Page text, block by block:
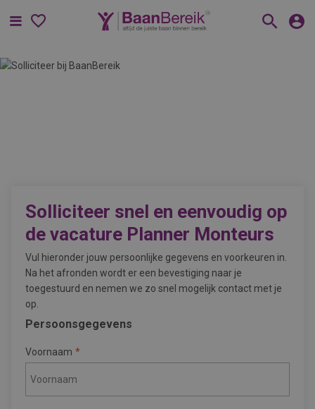
Menu
Solliciteer snel en eenvoudig op
de vacature Planner Monteurs
Vul hieronder jouw persoonlijke gegevens en voorkeuren in.
Na het afronden wordt er een bevestiging naar je
toegestuurd en nemen we zo snel mogelijk contact met je
op.
Persoonsgegevens
Voornaam